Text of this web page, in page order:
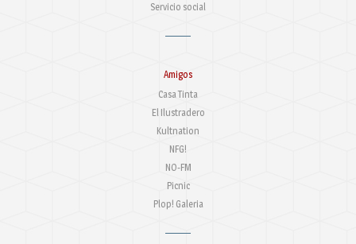
Servicio social
Amigos
Casa Tinta
El Ilustradero
Kultnation
NFG!
NO-FM
Picnic
Plop! Galeria